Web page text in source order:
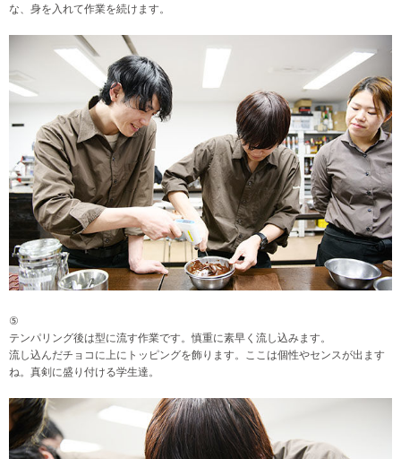
な、身を入れて作業を続けます。
⑤
テンパリング後は型に流す作業です。慎重に素早く流し込みます。
流し込んだチョコに上にトッピングを飾ります。ここは個性やセンスが出ます
ね。真剣に盛り付ける学生達。